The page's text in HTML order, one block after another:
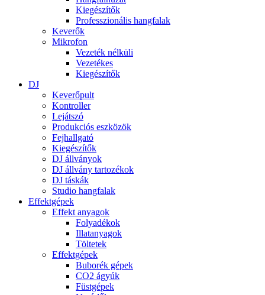
Kiegészítők
Professzionális hangfalak
Keverők
Mikrofon
Vezeték nélküli
Vezetékes
Kiegészítők
DJ
Keverőpult
Kontroller
Lejátszó
Produkciós eszközök
Fejhallgató
Kiegészítők
DJ állványok
DJ állvány tartozékok
DJ táskák
Studio hangfalak
Effektgépek
Effekt anyagok
Folyadékok
Illatanyagok
Töltetek
Effektgépek
Buborék gépek
CO2 ágyúk
Füstgépek